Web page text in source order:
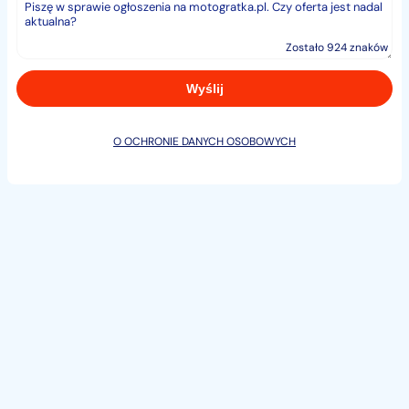
przebiegami.
sprawdzić stan techniczny motocykla oraz jego pełną
historie . Na życzenie klienta rejestrujemy motocykl i
możliwość dowiezienia motocykla na miejsce pod dom
Zostało 924 znaków
O OCHRONIE DANYCH OSOBOWYCH